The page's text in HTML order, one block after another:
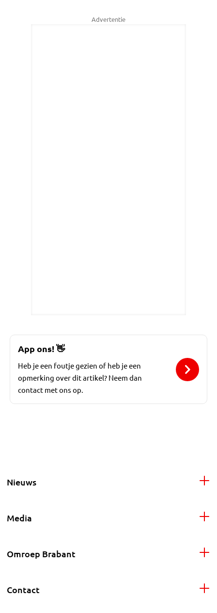
Advertentie
App ons!👋
Heb je een foutje gezien of heb je een
opmerking over dit artikel? Neem dan
contact met ons op.
Nieuws
Media
Omroep Brabant
Contact